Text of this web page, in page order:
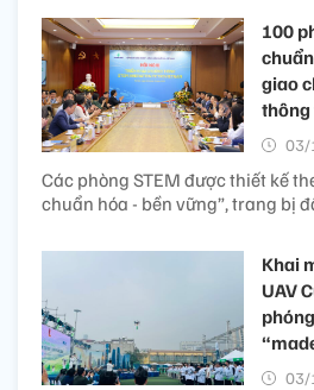
100
giao
03/
Các phòng STEM được thiết kế
chuẩn hóa - bền vững”, trang bị
Khai
UAV
03/